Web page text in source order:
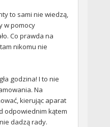
to sami nie wiedzą,
w pomocy
Co prawda na
nikomu nie
godzina! I to nie
Na
kierując aparat
odpowiednim kątem
dadzą rady.